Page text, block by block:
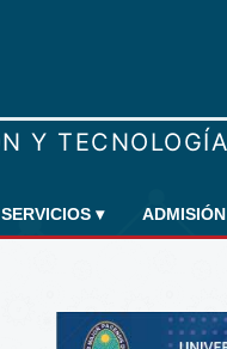
SERVICIOS ▾ ADMISIÓN